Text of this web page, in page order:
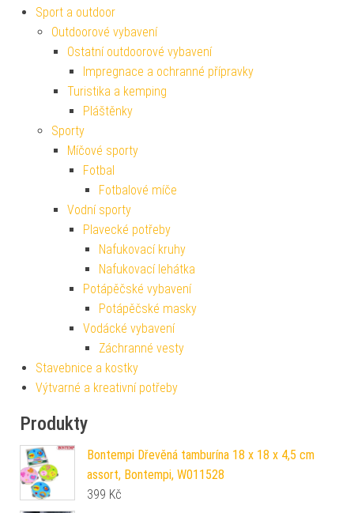
Sport a outdoor
Outdoorové vybavení
Ostatní outdoorové vybavení
Impregnace a ochranné přípravky
Turistika a kemping
Pláštěnky
Sporty
Míčové sporty
Fotbal
Fotbalové míče
Vodní sporty
Plavecké potřeby
Nafukovací kruhy
Nafukovací lehátka
Potápěčské vybavení
Potápěčské masky
Vodácké vybavení
Záchranné vesty
Stavebnice a kostky
Výtvarné a kreativní potřeby
Produkty
Bontempi Dřevěná tamburína 18 x 18 x 4,5 cm
assort, Bontempi, W011528
399 Kč